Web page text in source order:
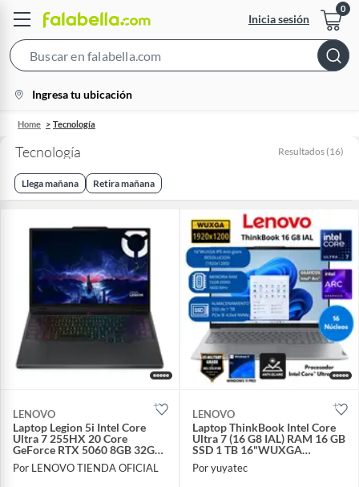
Inicia sesión
Bar
location-
icon
Ingresa tu ubicación
Home Tecnología
Tecnología Resultados (16)
Llega mañana Retira mañana
LENOVO
Laptop Legion 5i Intel Core
Ultra 7 255HX 20 Core
GeForce RTX 5060 8GB 32GB
1TB 15.1" WQXGA 165 Hz
Por LENOVO TIENDA OFICIAL
LENOVO
Laptop ThinkBook Intel Core
Ultra 7 (16 G8 IAL) RAM 16 GB
SSD 1 TB 16"WUXGA
Windows 11 PRO
Por yuyatec